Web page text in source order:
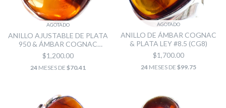
AGOTADO
ANILLO AJUSTABLE DE PLATA
950 & ÁMBAR COGNAC
ROJIZO (CGN1)
$1,200.00
24MESES DE $70.41
AGOTADO
ANILLO DE ÁMBAR COGNAC
& PLATA LEY #8.5 (CG8)
$1,700.00
24MESES DE $99.75